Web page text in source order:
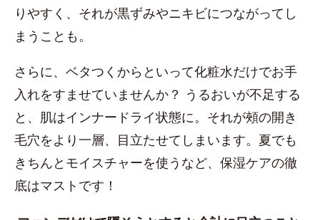
りやすく、それが黒ずみやニキビにつながってし
まうことも。
さらに、ベタつくからといって化粧水だけでお手
入れをすませていませんか？ うるおいが不足する
と、肌はインナードライ状態に。それが頰の開き
毛穴をより一層、目立たせてしまいます。夏でも
きちんとモイスチャーを使うなど、保湿ケアの徹
底はマストです！